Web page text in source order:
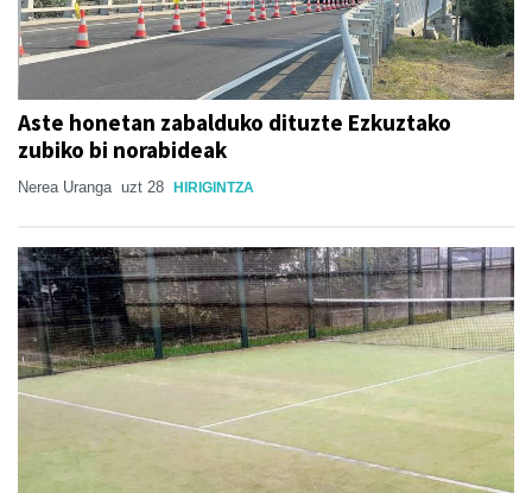
Aste honetan zabalduko dituzte Ezkuztako
zubiko bi norabideak
Nerea Uranga uzt 28 HIRIGINTZA